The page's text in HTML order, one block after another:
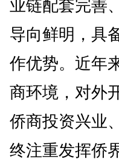
业链配套完善
导向鲜明，具
作优势。近年
商环境，对外
侨商投资兴业
终注重发挥侨